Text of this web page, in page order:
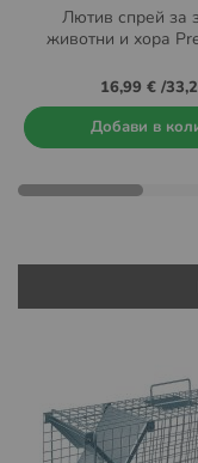
Лютив спрей за
животни и хора
16,99 €/
Добави в